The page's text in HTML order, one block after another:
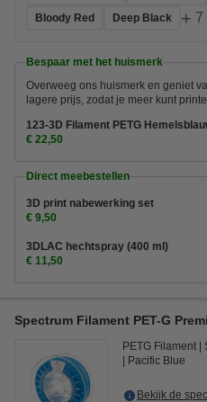
Bloody Red
Deep Black + 7
Bespaar met het huismerk
Overweeg ons huismerk en geniet
lagere prijs, zodat je meer kunt
123-3D Filament PETG
€ 22,50
Direct meebestellen
3D print nabewerking set
€ 9,50
3DLAC hechtspray (400 ml)
€ 11,50
Spectrum Filament PET-G
PETG Filament
Pacific Blue
Bekijk de